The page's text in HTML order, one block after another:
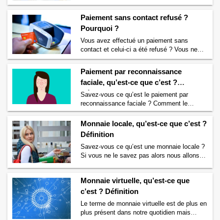
qu’est un taux directeur et à quoi il sert ?
Qu’est-ce que le taux directeur ? Définition
Un taux directeur est un taux d’intérêt qui
varie chaque jour et qui …
lecture de Taux directeur, qu’est-ce que
c’est ? Définition →
Paiement sans contact refusé ?
Pourquoi ?
Vous avez effectué un paiement sans
contact et celui-ci a été refusé ? Vous ne
comprenez pas pourquoi votre paiement
sans contact a été refusé ? Sachez qu’il
existe différentes raisons qui peuvent
engendrer un refus du paiement sans
contact. Ci-dessous nous vous expliquons
tout. Paiement sans contact refusé – Carte
bancaire non compatible …Continuer la
lecture de
Paiement sans contact refusé ?
Paiement par reconnaissance
faciale, qu’est-ce que c’est ?
Définition
Savez-vous ce qu’est le paiement par
reconnaissance faciale ? Comment le
paiement par reconnaissance qui est une
méthode de paiement sans contact
fonctionne-t-il ? Si vous vous posez ces
questions alors nous allons vous éclairer sur
le sujet. Qu’est-ce que le paiement par
reconnaissance faciale ? Définition Le
reconnaissance faciale, qu’est-ce que c’est
? Définition →
Monnaie locale, qu’est-ce que c’est ?
Définition
Savez-vous ce qu’est une monnaie locale ?
Si vous ne le savez pas alors nous allons
quelques exemples de monnaies locales
pour bien comprendre à quoi cela peut servir
et qui utilise des monnaies locales. Qu’est-
ce qu’une monnaie locale ? Définition Une
monnaie …Continuer la lecture deMonnaie
Monnaie virtuelle, qu’est-ce que
c’est ? Définition
Le terme de monnaie virtuelle est de plus en
plus présent dans notre quotidien mais